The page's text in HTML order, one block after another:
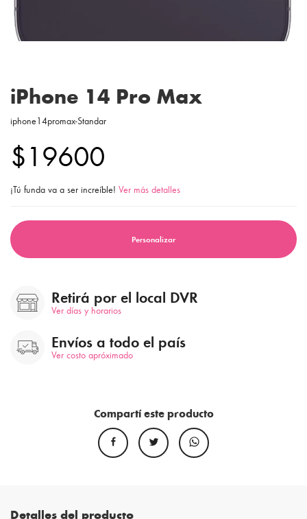
iPhone 14 Pro Max
iphone14promax-Standar
$19600
¡Tú funda va a ser increíble! Ver más detalles
Personalizar
Retirá por el local DVR
Ver días y horarios
Envíos a todo el país
Ver costo apróximado
Compartí este producto
Detalles del producto